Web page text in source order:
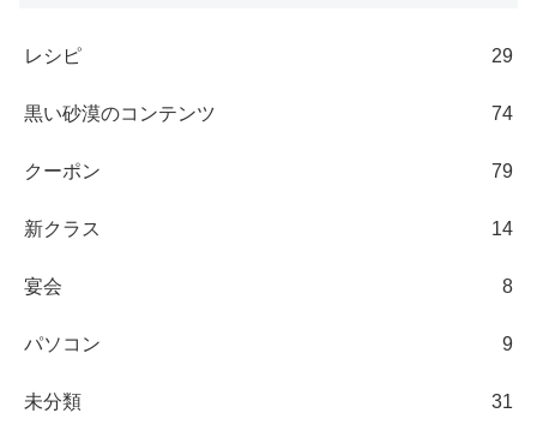
レシピ 29
黒い砂漠のコンテンツ 74
クーポン 79
新クラス 14
宴会 8
パソコン 9
未分類 31